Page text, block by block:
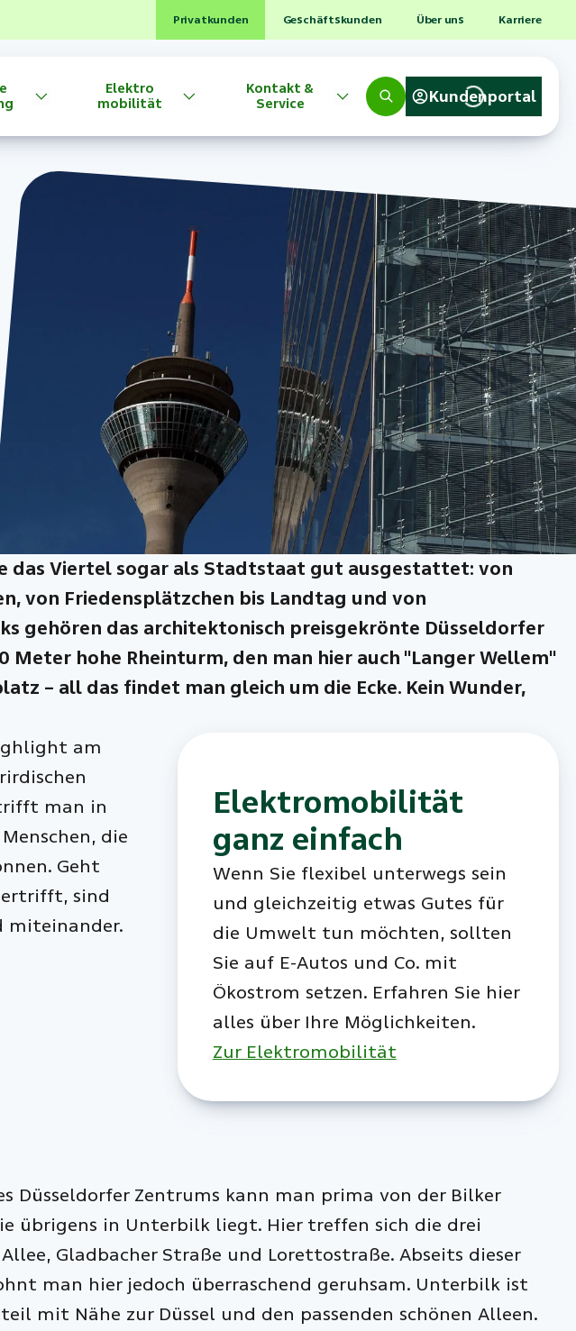
Privatkunden Geschäftskunden Über uns Karriere
Elektro
mobilität
Kontakt &
Service
Kundenportal
das Viertel sogar als Stadtstaat gut ausgestattet: von
von Friedensplätzchen bis Landtag und von
gehören das architektonisch preisgekrönte Düsseldorfer
hohe Rheinturm, den man hier auch "Langer Wellem"
– all das findet man gleich um die Ecke. Kein Wunder,
am
man in
die
Geht
sind
miteinander.
Elektromobilität
ganz einfach
Wenn Sie flexibel unterwegs sein
und gleichzeitig etwas Gutes für
die Umwelt tun möchten, sollten
Sie auf E-Autos und Co. mit
Ökostrom setzen. Erfahren Sie hier
alles über Ihre Möglichkeiten.
Zur Elektromobilität
Düsseldorfer Zentrums kann man prima von der Bilker
übrigens in Unterbilk liegt. Hier treffen sich die drei
Gladbacher Straße und Lorettostraße. Abseits dieser
man hier jedoch überraschend geruhsam. Unterbilk ist
mit Nähe zur Düssel und den passenden schönen Alleen.